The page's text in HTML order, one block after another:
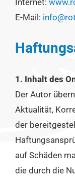
Internet:
E-Mail:
1. Inhalt des
Der Autor
Aktualität,
der
auf Schäden
die durch die